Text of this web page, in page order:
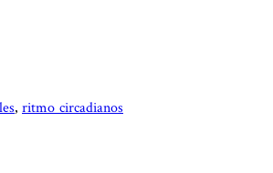
, ritmo circadianos